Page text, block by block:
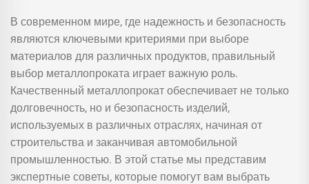
В современном мире, где надежность и безопасность
являются ключевыми критериями при выборе
материалов для различных продуктов, правильный
выбор металлопроката играет важную роль.
Качественный металлопрокат обеспечивает не только
долговечность, но и безопасность изделий,
используемых в различных отраслях, начиная от
строительства и заканчивая автомобильной
промышленностью. В этой статье мы представим
экспертные советы, которые помогут вам выбрать